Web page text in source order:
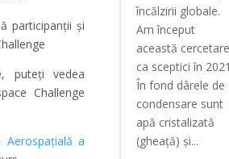
participanții și
puteți vedea
Challenge
Aerospațială a
încălzirii globale.
Am început
această cercetare
ca sceptici în
În fond dârele de
condensare sunt
apă cristalizată
(gheață) și...